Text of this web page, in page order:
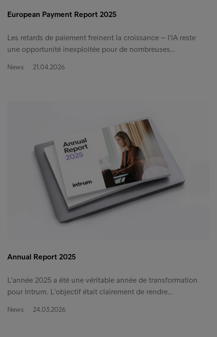
European Payment Report 2025
Les retards de paiement freinent la croissance – l'IA reste
une opportunité inexploitée pour de nombreuses…
News 21.04.2026
Annual Report 2025
L'année 2025 a été une véritable année de transformation
pour Intrum. L'objectif était clairement de rendre…
News 24.03.2026